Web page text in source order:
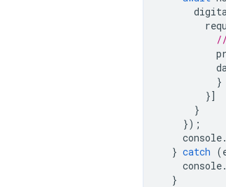
}
}]
}
});
console.
} catch (
console.
}